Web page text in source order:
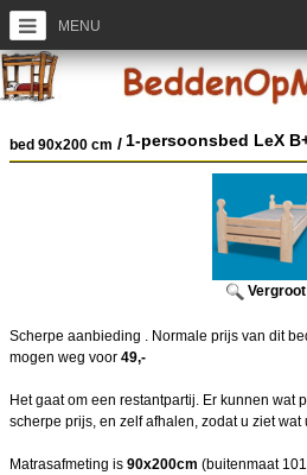
MENU
bed 90x200 cm / 1-persoonsbed LeX
Vergroot
Scherpe aanbieding . Normale prijs van dit
mogen weg voor 49,-
Het gaat om een restantpartij. Er kunnen wat
scherpe prijs, en zelf afhalen, zodat u ziet wat
Matrasafmeting is 90x200cm (buitenmaat